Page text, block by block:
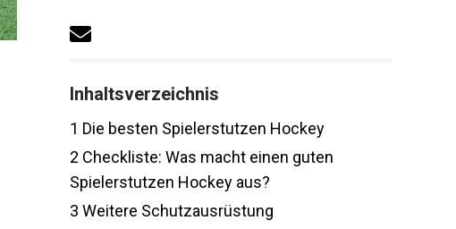
Inhaltsverzeichnis
Die besten Spielerstutzen Hockey
Checkliste: Was macht einen guten
Spielerstutzen Hockey aus?
Weitere Schutzausrüstung